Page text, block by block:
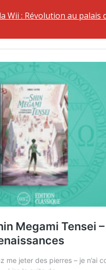
Wii : Révolution au palais